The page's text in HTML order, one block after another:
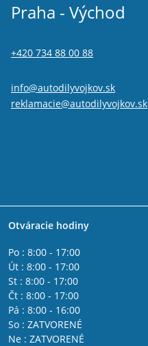
Praha - Východ
+420 734 88 00 88
info@autodilyvojkov.sk
reklamacie@autodilyvojkov.sk
Otváracie hodiny
Po : 8:00 - 17:00
Út : 8:00 - 17:00
St : 8:00 - 17:00
Čt : 8:00 - 17:00
Pá : 8:00 - 16:00
So : ZATVORENÉ
Ne : ZATVORENÉ